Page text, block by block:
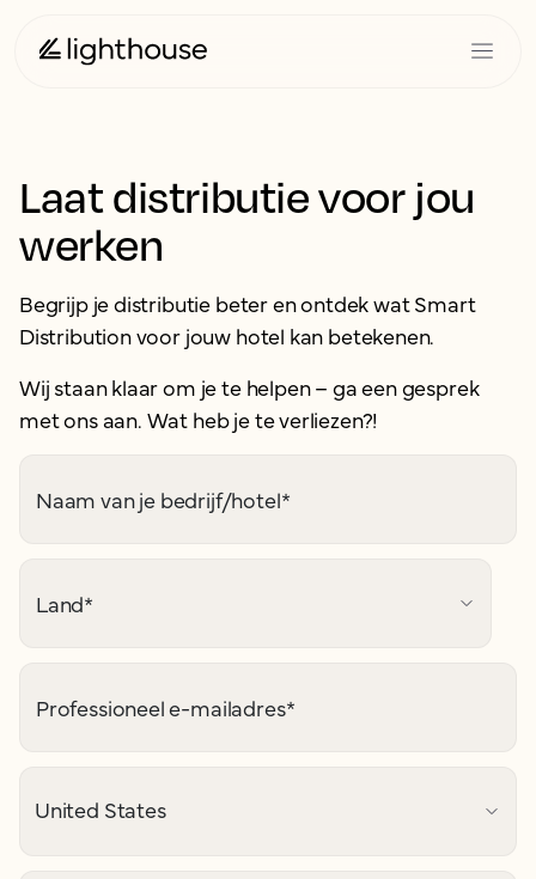
Laat distributie voor jou
werken
Begrijp je distributie beter en ontdek wat Smart
Distribution voor jouw hotel kan betekenen.
Wij staan klaar om je te helpen – ga een gesprek
met ons aan. Wat heb je te verliezen?!
Naam van je bedrijf/hotel*
Land*
Professioneel e-mailadres*